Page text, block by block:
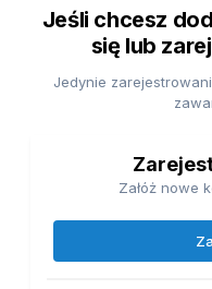
Jeśli chcesz
się lub
Jedynie
Załóż nowe